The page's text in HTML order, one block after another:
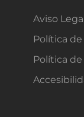
Aviso Legal
Política
Política